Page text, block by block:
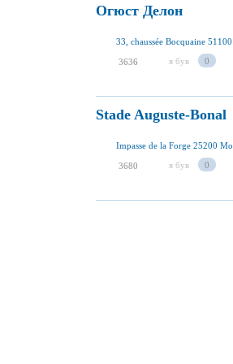
Огюст Делон
33, chaussée Bocquaine
3636 я був 0
Stade Auguste-Bonal
Impasse de la Forge 25200
3680 я був 0